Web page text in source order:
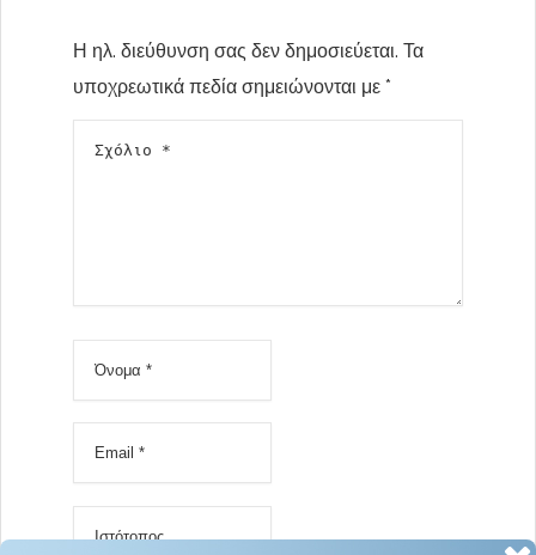
Η ηλ. διεύθυνση σας δεν δημοσιεύεται. Τα
υποχρεωτικά πεδία σημειώνονται με *